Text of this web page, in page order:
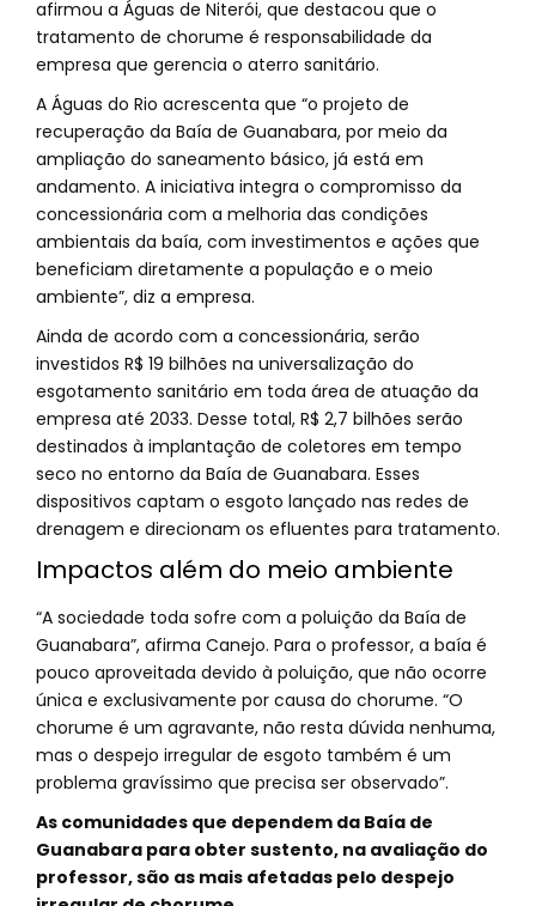
afirmou a Águas de Niterói, que destacou que o
tratamento de chorume é responsabilidade da
empresa que gerencia o aterro sanitário.
A Águas do Rio acrescenta que “o projeto de
recuperação da Baía de Guanabara, por meio da
ampliação do saneamento básico, já está em
andamento. A iniciativa integra o compromisso da
concessionária com a melhoria das condições
ambientais da baía, com investimentos e ações que
beneficiam diretamente a população e o meio
ambiente”, diz a empresa.
Ainda de acordo com a concessionária, serão
investidos R$ 19 bilhões na universalização do
esgotamento sanitário em toda área de atuação da
empresa até 2033. Desse total, R$ 2,7 bilhões serão
destinados à implantação de coletores em tempo
seco no entorno da Baía de Guanabara. Esses
dispositivos captam o esgoto lançado nas redes de
drenagem e direcionam os efluentes para tratamento.
Impactos além do meio ambiente
“A sociedade toda sofre com a poluição da Baía de
Guanabara”, afirma Canejo. Para o professor, a baía é
pouco aproveitada devido à poluição, que não ocorre
única e exclusivamente por causa do chorume. “O
chorume é um agravante, não resta dúvida nenhuma,
mas o despejo irregular de esgoto também é um
problema gravíssimo que precisa ser observado”.
As comunidades que dependem da Baía de
Guanabara para obter sustento, na avaliação do
professor, são as mais afetadas pelo despejo